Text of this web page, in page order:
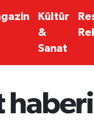
Kültür
&
Sanat
haberi